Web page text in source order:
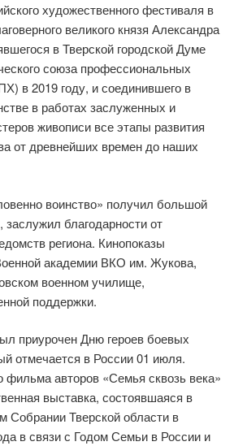
художественного фестиваля в
великого князя Александра
в Тверской городской Думе
союза профессиональных
в 2019 году, и соединившего в
в работах заслуженных и
живописи все этапы развития
от древнейших времен до наших
воинство» получил большой
благодарности от
региона. Кинопоказы
академии ВКО им. Жукова,
военном училище,
поддержки.
приурочен Дню героев боевых
отмечается в России 01 июля.
фильма авторов «Семья сквозь века»
выставка, состоявшаяся в
Собрании Тверской области в
в связи с Годом Семьи в России и